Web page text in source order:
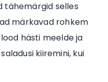
tähemärgid selles
märkavad rohkem
hästi meelde ja
kiiremini, kui